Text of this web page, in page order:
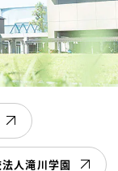
人滝川学園